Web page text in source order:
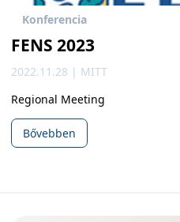
Konferencia
FENS 2023
2022.11.28 | MITT
Regional Meeting
Bővebben